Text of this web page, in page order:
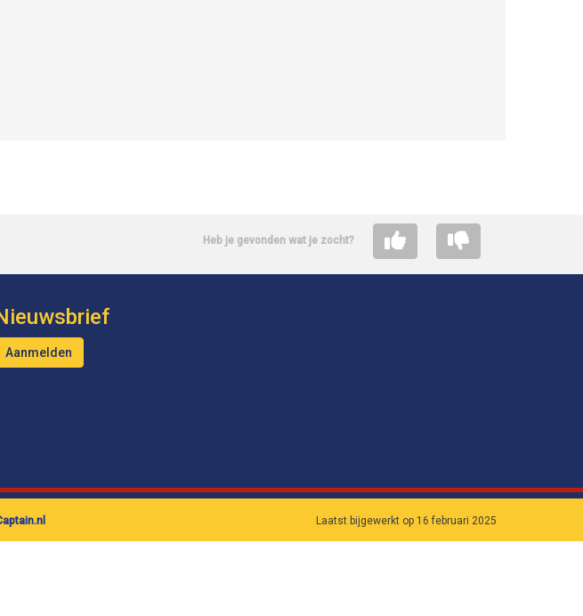
Heb je gevonden wat je zocht?
Aanmelden
Laatst bijgewerkt op 16 februari 2025